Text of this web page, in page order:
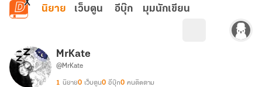
ข้ามไปยังเนื้อหาหลัก
นิยาย เว็บตูน อีบุ๊ก มุมนักเขียน
MrKate
@MrKate
1 นิยาย0 เว็บตูน0 อีบุ๊ก0 คนติดตาม